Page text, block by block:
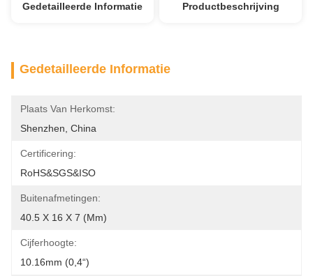
Gedetailleerde Informatie Productbeschrijving
Gedetailleerde Informatie
Plaats Van Herkomst:
Shenzhen, China
Certificering:
RoHS&SGS&ISO
Buitenafmetingen:
40.5 X 16 X 7 (mm)
Cijferhoogte:
10.16mm (0,4“)